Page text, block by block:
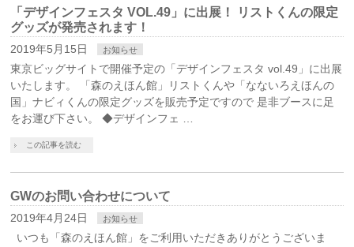
「デザインフェスタ VOL.49」に出展！ リストくんの限定
グッズが発売されます！
2019年5月15日 お知らせ
東京ビッグサイトで開催予定の「デザインフェスタ vol.49」に出展
いたします。 「森のえほん館」リストくんや「なないろえほんの
国」ナビィくんの限定グッズを販売予定ですので 是非ブースに足
をお運び下さい。 ◆デザインフェ …
この記事を読む
GWのお問い合わせについて
2019年4月24日 お知らせ
いつも「森のえほん館」をご利用いただきありがとうございま